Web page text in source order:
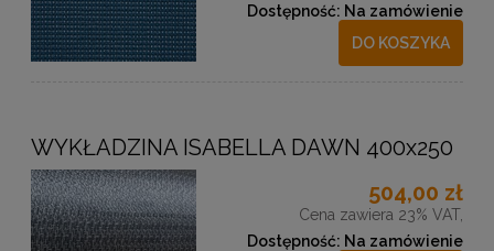
Dostępność: Na zamówienie
DO KOSZYKA
WYKŁADZINA ISABELLA DAWN 400x250
504,00 zł
Cena zawiera 23% VAT,
Dostępność: Na zamówienie